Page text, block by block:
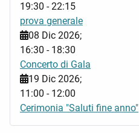
19:30 -22:15
prova generale
08 Dic 2026;
16:30 - 18:30
Concerto di Gala
19 Dic 2026;
11:00 - 12:00
Cerimonia "Saluti fine anno"